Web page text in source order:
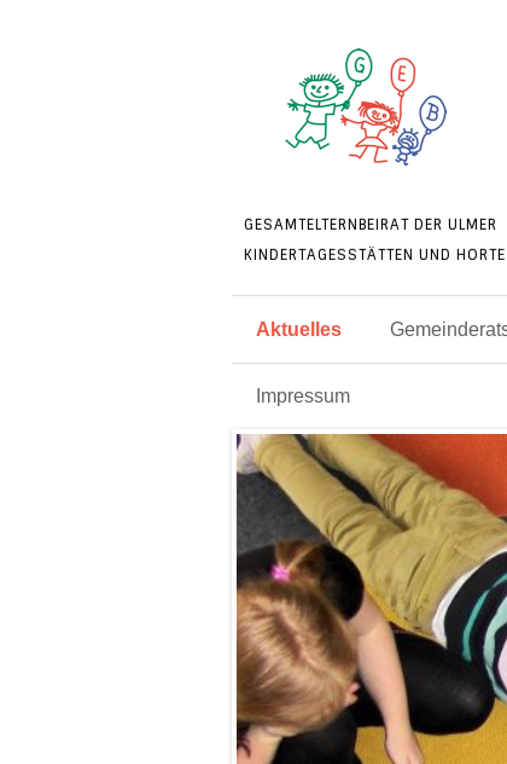
GESAMTELTERNBEIRAT DER ULMER
KINDERTAGESSTÄTTEN UND HORTE
Aktuelles
Impressum